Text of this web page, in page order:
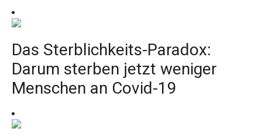
Das Sterblichkeits-Paradox:
Darum sterben jetzt weniger
Menschen an Covid-19